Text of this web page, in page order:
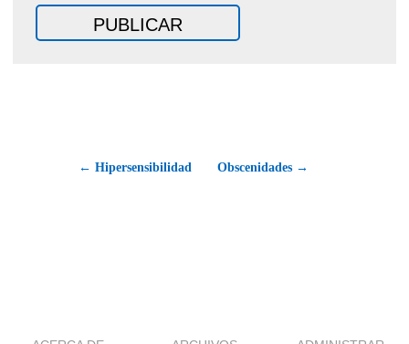
← Hipersensibilidad Obscenidades →